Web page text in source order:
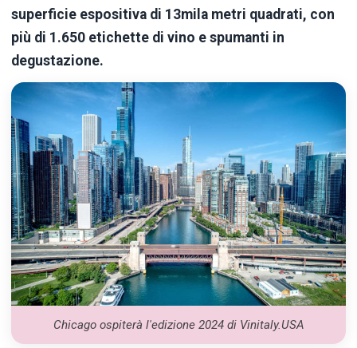
superficie espositiva di 13mila metri quadrati, con
più di 1.650 etichette di vino e spumanti in
degustazione.
Chicago ospiterà l'edizione 2024 di Vinitaly.USA